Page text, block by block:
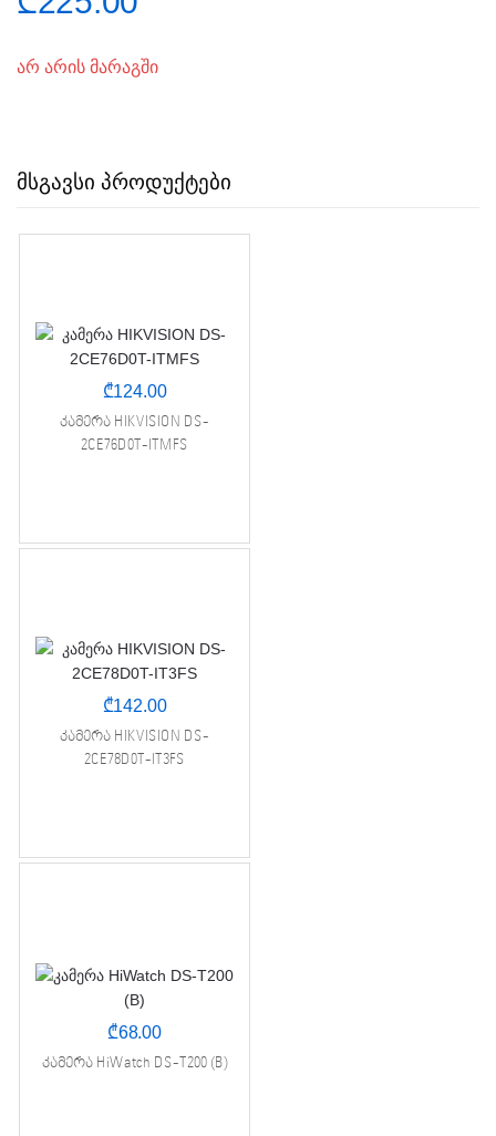
არ არის მარაგში
მსგავსი პროდუქტები
₾124.00
კამერა HIKVISION DS-
2CE76D0T-ITMFS
₾142.00
კამერა HIKVISION DS-
2CE78D0T-IT3FS
₾68.00
კამერა HiWatch DS-T200 (B)